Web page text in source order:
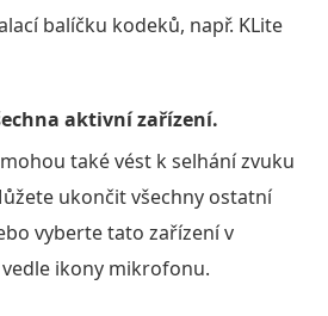
balíčku kodeků, např. KLite
aktivní zařízení.
také vést k selhání zvuku
ukončit všechny ostatní
vyberte tato zařízení v
ikony mikrofonu.